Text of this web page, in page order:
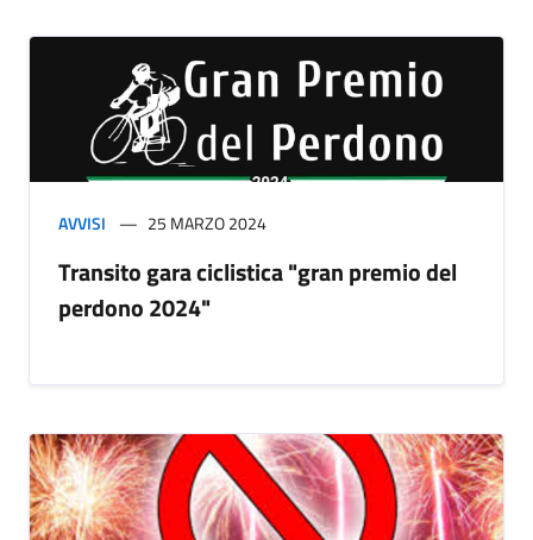
AVVISI 25 MARZO 2024
Transito gara ciclistica "gran premio del
perdono 2024"